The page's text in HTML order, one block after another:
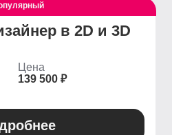
в 2D и 3D
Цена
139 500 ₽